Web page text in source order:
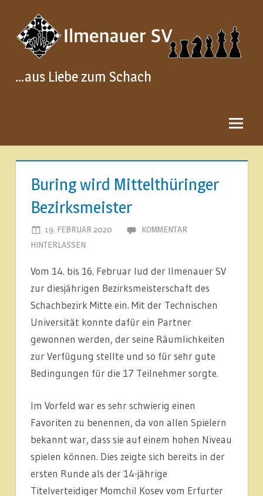
Inhalt
springen
…aus Liebe zum Schach
Buring wird Mittelthüringer
Bezirksmeister
19. FEBRUAR 2020 ILMENAUER SCHACHVEREIN
KOMMENTAR
HINTERLASSEN
Vom 14. bis 16. Februar lud der Ilmenauer SV
zur diesjährigen Bezirksmeisterschaft des
Schachbezirk Mitte ein. Mit der Technischen
Universität konnte dafür ein Partner
gewonnen werden, der seine Räumlichkeiten
zur Verfügung stellte und so für sehr gute
Bedingungen für die 17 Teilnehmer sorgte.
Im Vorfeld war es sehr schwierig einen
Favoriten zu benennen, da von allen Spielern
bekannt war, dass sie auf einem hohen Niveau
spielen können. Dies zeigte sich bereits in der
ersten Runde als der 14-jährige
Titelverteidiger Momchil Kosev vom Erfurter